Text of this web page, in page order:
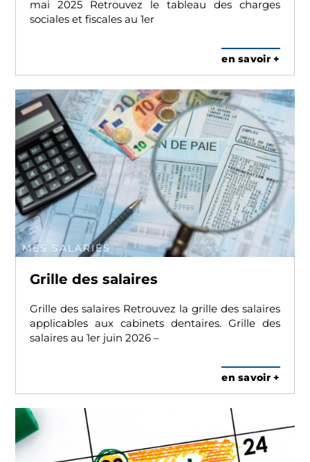
mai 2025 Retrouvez le tableau des charges
sociales et fiscales au 1er
en savoir +
MES SALARIÉS
Grille des salaires
Grille des salaires Retrouvez la grille des salaires
applicables aux cabinets dentaires. Grille des
salaires au 1er juin 2026 –
en savoir +